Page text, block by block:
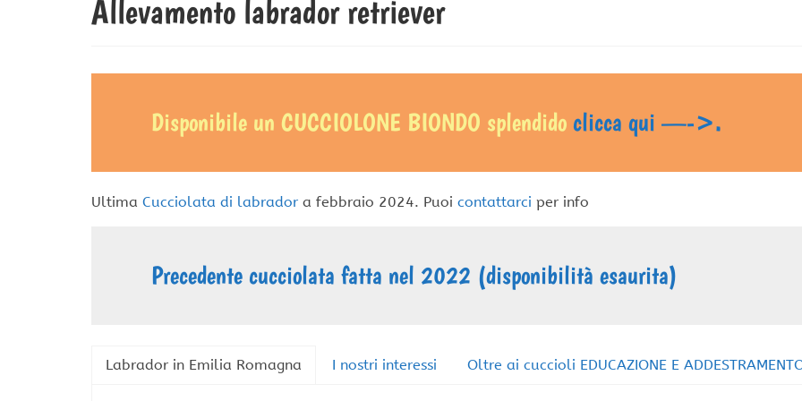
Allevamento labrador retriever
Disponibile un CUCCIOLONE BIONDO splendido clicca qui —->.
Ultima Cucciolata di labrador a febbraio 2024. Puoi contattarci per info
Precedente cucciolata fatta nel 2022 (disponibilità esaurita)
Labrador in Emilia Romagna I nostri interessi Oltre ai cuccioli EDUCAZIONE E